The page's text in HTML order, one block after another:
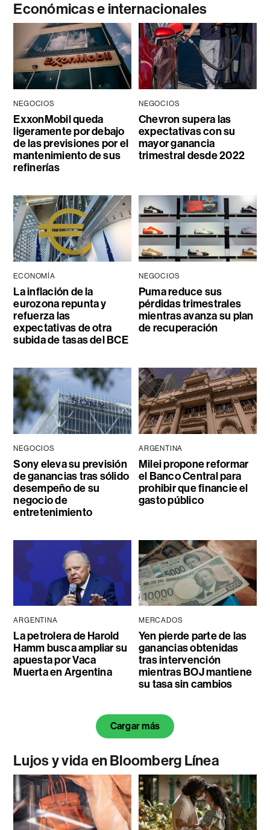
Económicas e internacionales
NEGOCIOS
ExxonMobil queda
ligeramente por debajo
de las previsiones por el
mantenimiento de sus
refinerías
NEGOCIOS
Chevron supera las
expectativas con su
mayor ganancia
trimestral desde 2022
ECONOMÍA
La inflación de la
eurozona repunta y
refuerza las
expectativas de otra
subida de tasas del BCE
NEGOCIOS
Puma reduce sus
pérdidas trimestrales
mientras avanza su plan
de recuperación
NEGOCIOS
Sony eleva su previsión
de ganancias tras sólido
desempeño de su
negocio de
entretenimiento
ARGENTINA
Milei propone reformar
el Banco Central para
prohibir que financie el
gasto público
ARGENTINA
La petrolera de Harold
Hamm busca ampliar su
apuesta por Vaca
Muerta en Argentina
MERCADOS
Yen pierde parte de las
ganancias obtenidas
tras intervención
mientras BOJ mantiene
su tasa sin cambios
Cargar más
Lujos y vida en Bloomberg Línea